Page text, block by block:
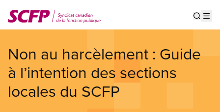
au
contenu
Non au harcèlement : Guide
à l’intention des sections
locales du SCFP